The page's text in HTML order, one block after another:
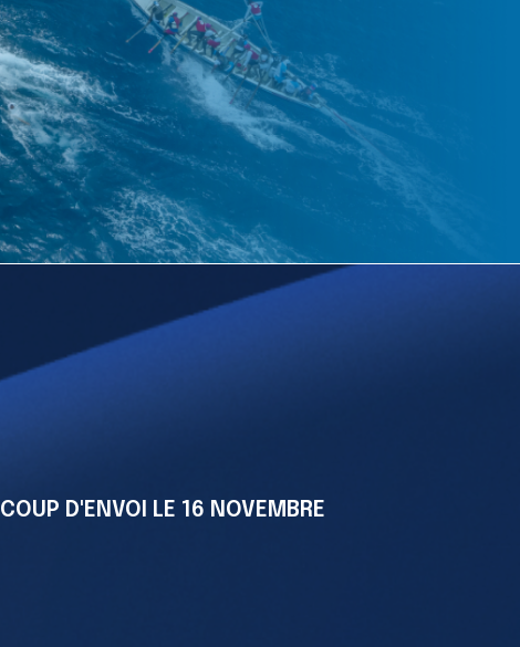
COUP D'ENVOI LE 16 NOVEMBRE